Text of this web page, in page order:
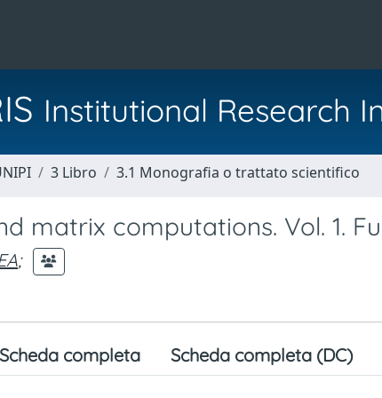
Institutional Research
3 Libro 3.1 Monografia o trattato scientifico
matrix computations. Vol. 1.
;
Scheda completa Scheda completa (DC)